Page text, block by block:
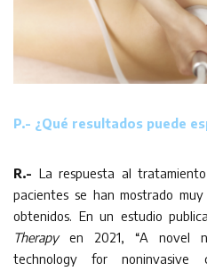
P.- ¿Qué resultados puede
R.- La respuesta al
pacientes se han mostrado
obtenidos. En un estudio
Therapyen 2021, “A novel
technology for noninvasive